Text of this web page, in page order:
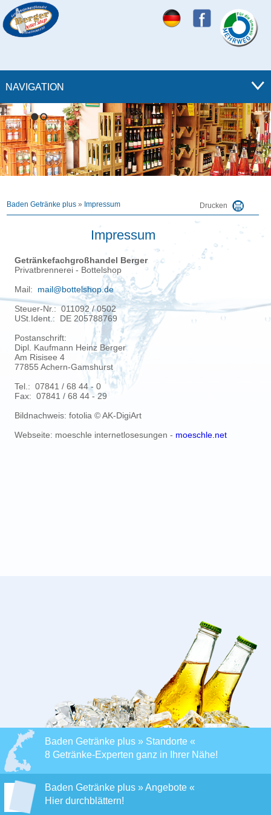
NAVIGATION
1 2
Baden Getränke plus » Impressum Drucken
Impressum
Getränkefachgroßhandel Berger
Privatbrennerei - Bottelshop
Mail: mail@bottelshop.de
Steuer-Nr.: 011092 / 0502
USt.Ident.: DE 205788769
Postanschrift:
Dipl. Kaufmann Heinz Berger
Am Risisee 4
77855 Achern-Gamshurst
Tel.: 07841 / 68 44 - 0
Fax: 07841 / 68 44 - 29
Bildnachweis: fotolia © AK-DigiArt
Webseite: moeschle internetlosesungen - moeschle.net
Baden Getränke plus » Standorte «
8 Getränke-Experten ganz in Ihrer Nähe!
Baden Getränke plus » Angebote «
Hier durchblättern!